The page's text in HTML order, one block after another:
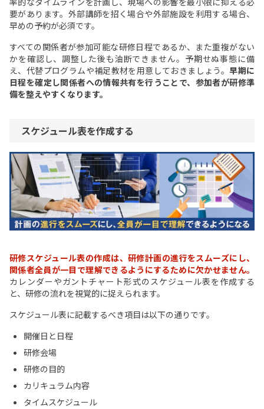
要があります。外部講師を招く場合や外部施設を利用する場合、
早めの予約が必須です。
すべての関係者が参加可能な研修日程であるか、また重複がない
かを確認し、調整した後も油断できません。予期せぬ事態に備
え、代替プログラムや補足教材を用意しておきましょう。早期に
日程を確定し関係者への情報共有を行うことで、参加者が研修準
備を整えやすくなります。
スケジュール表を作成する
研修スケジュール表の作成は、研修計画の進行をスムーズにし、
関係者全員が一目で理解できるようにするために欠かせません。
カレンダーやガントチャート形式のスケジュール表を作成する
と、研修の流れを視覚的に捉えられます。
スケジュール表に記載するべき項目は以下の通りです。
開催日と日程
研修会場
研修の目的
カリキュラム内容
タイムスケジュール